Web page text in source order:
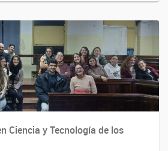
Ciencia y Tecnología de los